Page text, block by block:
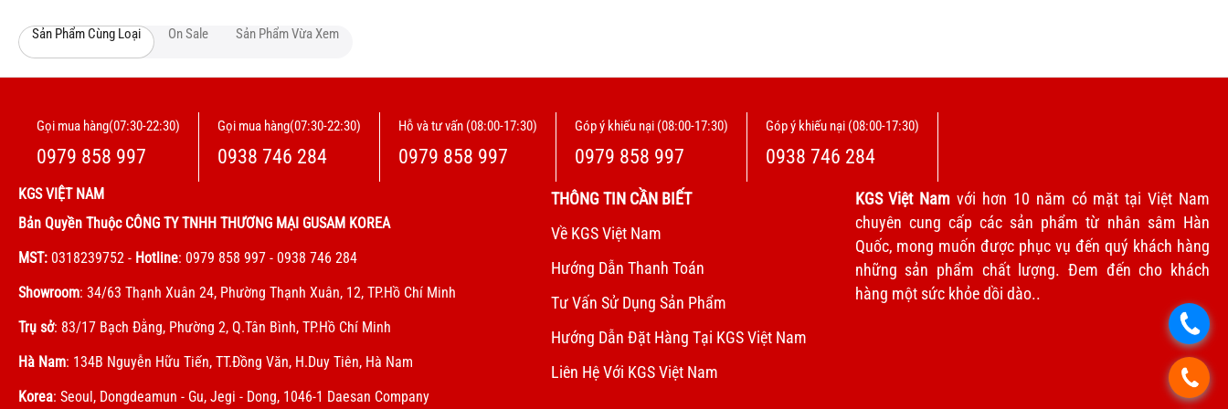
Sản Phẩm Cùng Loại On Sale Sản Phẩm Vừa Xem
Gọi mua hàng(07:30-22:30)
0979 858 997
Gọi mua hàng(07:30-22:30)
0938 746 284
Hỗ và tư vấn (08:00-17:30)
0979 858 997
Góp ý khiếu nại (08:00-17:30)
0979 858 997
Góp ý khiếu nại (08:00-17:30)
0938 746 284
KGS VIỆT NAM
Bản Quyền Thuộc CÔNG TY TNHH THƯƠNG MẠI GUSAM KOREA
MST: 0318239752 - Hotline: 0979 858 997 - 0938 746 284
Showroom: 34/63 Thạnh Xuân 24, Phường Thạnh Xuân, 12, TP.Hồ Chí Minh
Trụ sở: 83/17 Bạch Đằng, Phường 2, Q.Tân Bình, TP.Hồ Chí Minh
Hà Nam: 134B Nguyễn Hữu Tiến, TT.Đồng Văn, H.Duy Tiên, Hà Nam
Korea: Seoul, Dongdeamun - Gu, Jegi - Dong, 1046-1 Daesan Company
THÔNG TIN CẦN BIẾT
Về KGS Việt Nam
Hướng Dẫn Thanh Toán
Tư Vấn Sử Dụng Sản Phẩm
Hướng Dẫn Đặt Hàng Tại KGS Việt Nam
Liên Hệ Với KGS Việt Nam
KGS Việt Nam với hơn 10 năm có mặt tại Việt Nam
chuyên cung cấp các sản phẩm từ nhân sâm Hàn
Quốc, mong muốn được phục vụ đến quý khách hàng
những sản phẩm chất lượng. Đem đến cho khách
hàng một sức khỏe dồi dào..
.
.